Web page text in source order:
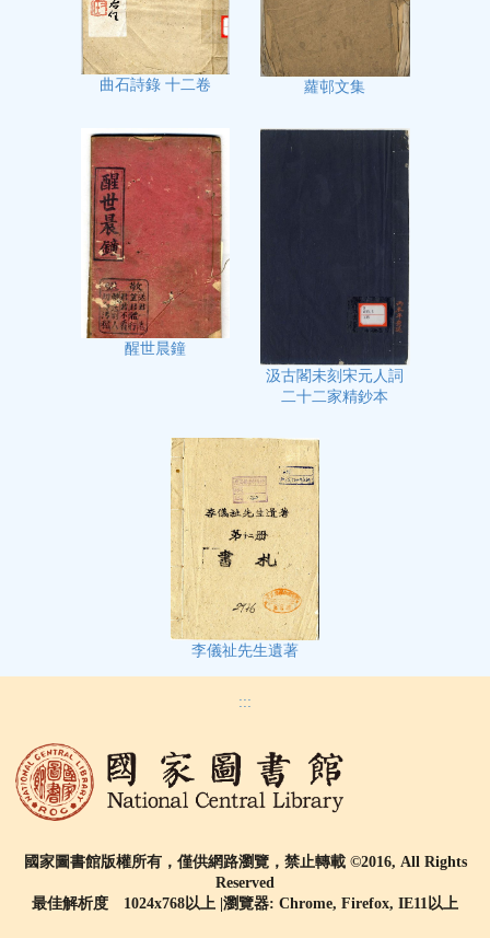
曲石詩錄 十二卷 蘿邨文集
醒世晨鐘
汲古閣未刻宋元人詞
二十二家精鈔本
李儀祉先生遺著
:::
國家圖書館版權所有，僅供網路瀏覽，禁止轉載 ©2016, All Rights
Reserved
最佳解析度 1024x768以上 |瀏覽器: Chrome, Firefox, IE11以上